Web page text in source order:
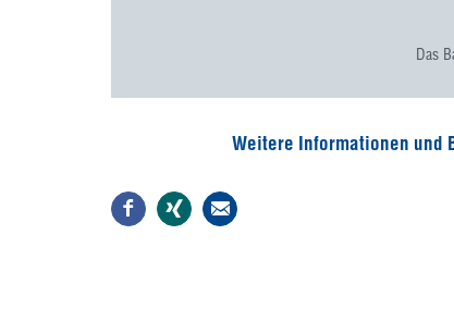
Das
Weitere Informationen und